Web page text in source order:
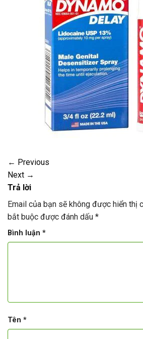
← Previous
Next →
Trả lời
Email của bạn sẽ không được hiển thị
bắt buộc được đánh dấu *
Bình luận *
Tên *